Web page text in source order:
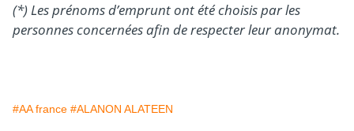
(*) Les prénoms d’emprunt ont été choisis par les
personnes concernées afin de respecter leur anonymat.
#AA france #ALANON ALATEEN